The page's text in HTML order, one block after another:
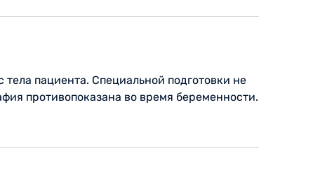
пациента. Специальной подготовки не
противопоказана во время беременности.